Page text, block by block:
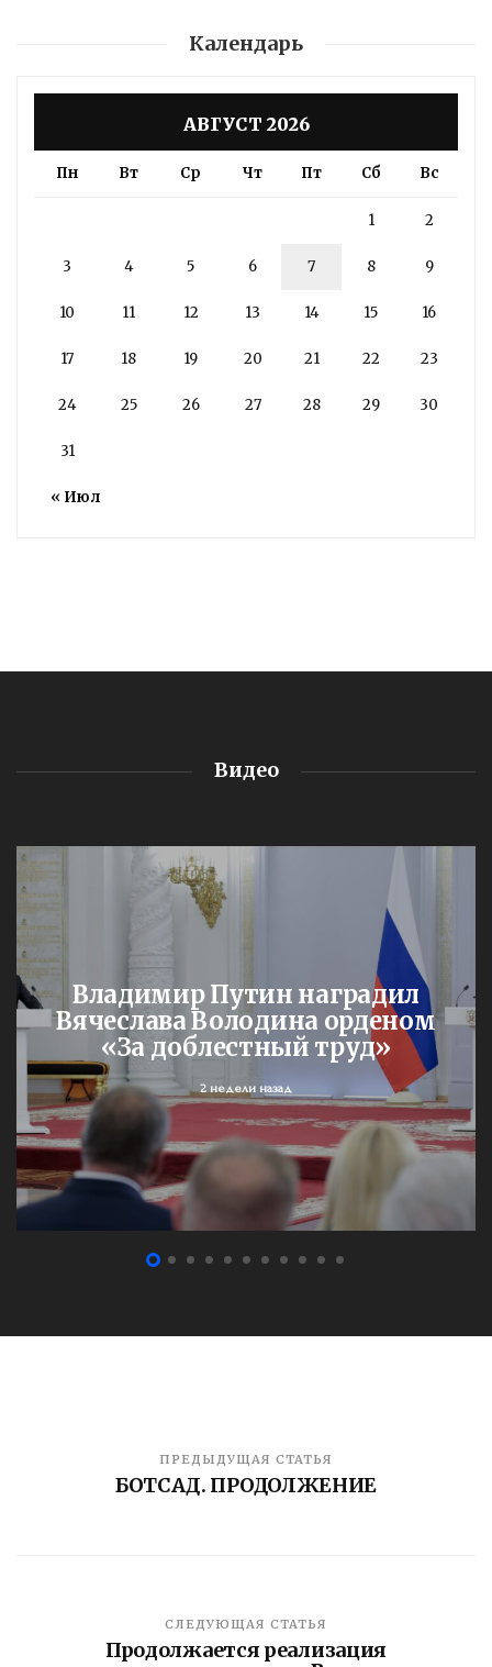
Календарь
АВГУСТ 2026
Пн Вт Ср Чт Пт Сб Вс
« Июл
1 2
3 4 5 6 7 8 9
10 11 12 13 14 15 16
17 18 19 20 21 22 23
24 25 26 27 28 29 30
31
Видео
Владимир Путин наградил
Вячеслава Володина орденом
«За доблестный труд»
2 недели назад
ПРЕДЫДУЩАЯ СТАТЬЯ
БОТСАД. ПРОДОЛЖЕНИЕ
СЛЕДУЮЩАЯ СТАТЬЯ
Продолжается реализация